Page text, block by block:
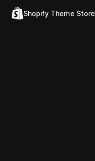
Shopify Theme Store